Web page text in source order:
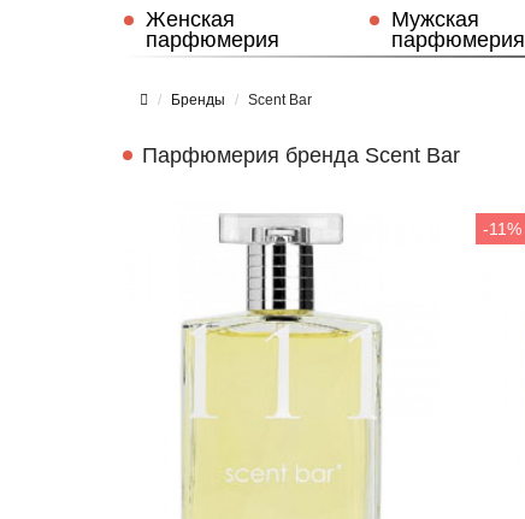
Женская
парфюмерия
Мужская
парфюмерия
Бренды Scent Bar
Парфюмерия бренда Scent Bar
-11%